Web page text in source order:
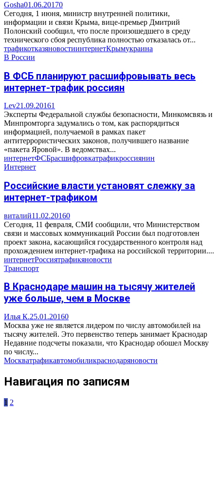
Gosha01.06.20170
Сегодня, 1 июня, министр внутренней политики,
информации и связи Крыма, вице-премьер Дмитрий
Полонский сообщил, что после произошедшего в среду
технического сбоя республика полностью отказалась от...
трафикотказяновостиинтернетКрымукраина
В России
В ФСБ планируют расшифровывать весь
интернет-трафик россиян
Lev21.09.20161
Эксперты Федеральной службы безопасности, Минкомсвязь и
Минпромторга задумались о том, как распорядиться
информацией, получаемой в рамках пакет
антитеррористических законов, получившего название
«пакета Яровой». В ведомствах...
интернетФСБрасшифровкатрафикроссиянин
Интернет
Российские власти установят слежку за
интернет-трафиком
виталий11.02.20160
Сегодня, 11 февраля, СМИ сообщили, что Министерством
связи и массовых коммуникаций России был подготовлен
проект закона, касающийся государственного контроля над
прохождением интернет-трафика на российской территории....
интернетРоссиятрафикяновости
Транспорт
В Краснодаре машин на тысячу жителей
уже больше, чем в Москве
Илья К.25.01.20160
Москва уже не является лидером по числу автомобилей на
тысячу жителей. Это первенство теперь занимает Краснодар
Недавние подсчеты показали, что Краснодар обошел Москву
по числу...
Москватрафикавтомобиликраснодаряновости
Навигация по записям
1 2